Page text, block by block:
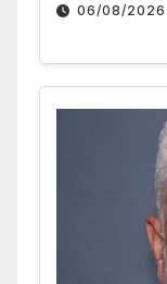
06/08/2026